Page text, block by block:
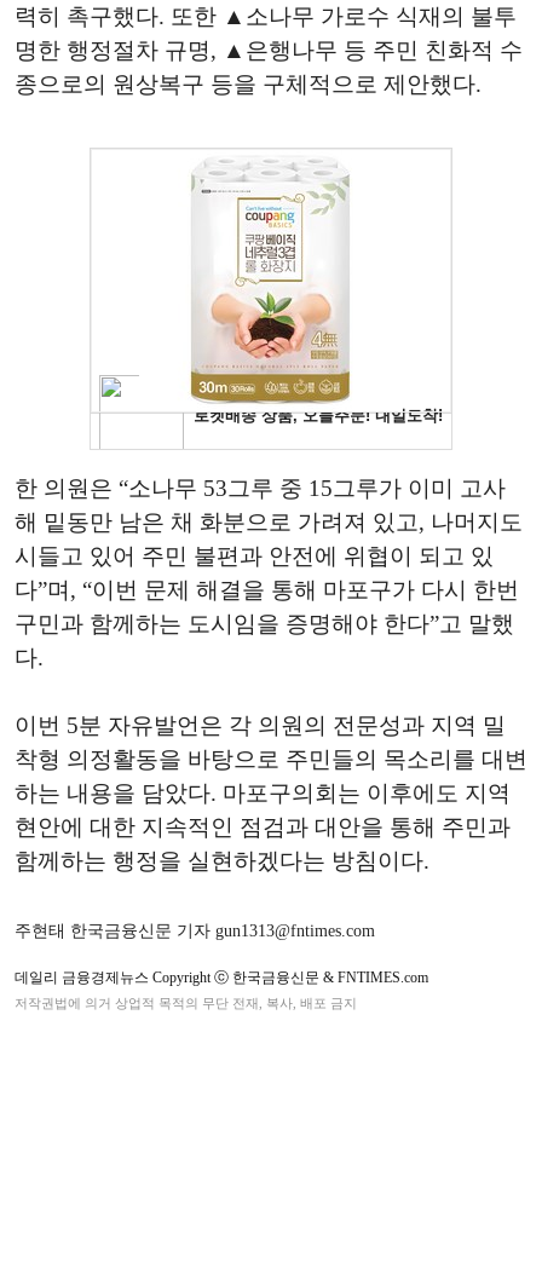
력히 촉구했다. 또한 ▲소나무 가로수 식재의 불투
명한 행정절차 규명, ▲은행나무 등 주민 친화적 수
종으로의 원상복구 등을 구체적으로 제안했다.
한 의원은 “소나무 53그루 중 15그루가 이미 고사
해 밑동만 남은 채 화분으로 가려져 있고, 나머지도
시들고 있어 주민 불편과 안전에 위협이 되고 있
다”며, “이번 문제 해결을 통해 마포구가 다시 한번
구민과 함께하는 도시임을 증명해야 한다”고 말했
다.
이번 5분 자유발언은 각 의원의 전문성과 지역 밀
착형 의정활동을 바탕으로 주민들의 목소리를 대변
하는 내용을 담았다. 마포구의회는 이후에도 지역
현안에 대한 지속적인 점검과 대안을 통해 주민과
함께하는 행정을 실현하겠다는 방침이다.
주현태 한국금융신문 기자 gun1313@fntimes.com
데일리 금융경제뉴스 Copyright ⓒ 한국금융신문 & FNTIMES.com
저작권법에 의거 상업적 목적의 무단 전재, 복사, 배포 금지